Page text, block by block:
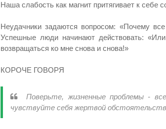
Наша слабость как магнит притягивает к себе
Неудачники задаются вопросом: «Почему
Успешные люди начинают действовать:
возвращаться ко мне снова и снова!»
КОРОЧЕ ГОВОРЯ
Поверьте, жизненные проблемы -
чувствуйте себя жертвой